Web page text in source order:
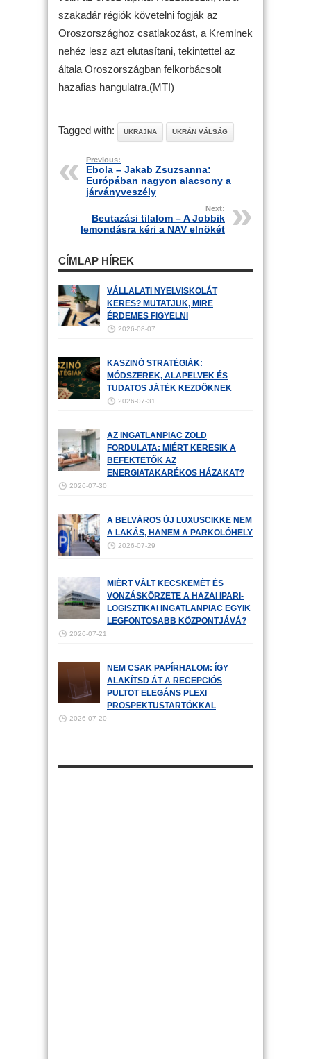
szakadár régiók követelni fogják az
Oroszországhoz csatlakozást, a Kremlnek
nehéz lesz azt elutasítani, tekintettel az
általa Oroszországban felkorbácsolt
hazafias hangulatra.(MTI)
Tagged with: UKRAJNA UKRÁN VÁLSÁG
Previous:
Ebola – Jakab Zsuzsanna:
Európában nagyon alacsony a
járványveszély
Next:
Beutazási tilalom – A Jobbik
lemondásra kéri a NAV elnökét
CÍMLAP HÍREK
VÁLLALATI NYELVISKOLÁT
KERES? MUTATJUK, MIRE
ÉRDEMES FIGYELNI
2026-08-07
KASZINÓ STRATÉGIÁK:
MÓDSZEREK, ALAPELVEK ÉS
TUDATOS JÁTÉK KEZDŐKNEK
2026-07-31
AZ INGATLANPIAC ZÖLD
FORDULATA: MIÉRT KERESIK A
BEFEKTETŐK AZ
ENERGIATAKARÉKOS HÁZAKAT?
2026-07-30
A BELVÁROS ÚJ LUXUSCIKKE NEM
A LAKÁS, HANEM A PARKOLÓHELY
2026-07-29
MIÉRT VÁLT KECSKEMÉT ÉS
VONZÁSKÖRZETE A HAZAI IPARI-
LOGISZTIKAI INGATLANPIAC EGYIK
LEGFONTOSABB KÖZPONTJÁVÁ?
2026-07-21
NEM CSAK PAPÍRHALOM: ÍGY
ALAKÍTSD ÁT A RECEPCIÓS
PULTOT ELEGÁNS PLEXI
PROSPEKTUSTARTÓKKAL
2026-07-20